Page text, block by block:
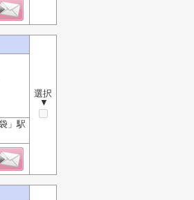
選択
▼
」駅